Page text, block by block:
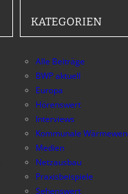
KATEGORIEN
Alle Beiträge
BWP aktuell
Europa
Hörenswert
Interviews
Kommunale
Medien
Netzausbau
Praxisbeispiele
Sehenswert